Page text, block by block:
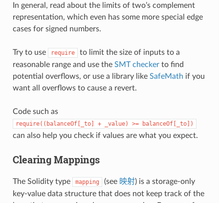
In general, read about the limits of two’s complement
representation, which even has some more special edge
cases for signed numbers.
Try to use require
to limit the size of inputs to a
reasonable range and use the SMT checkerto find
potential overflows, or use a library like SafeMath if you
want all overflows to cause a revert.
Code such as
require((balanceOf[_to] + _value) >= balanceOf[_to])
can also help you check if values are what you expect.
Clearing Mappings
The Solidity type mapping (see 映射) is a storage-only
key-value data structure that does not keep track of the